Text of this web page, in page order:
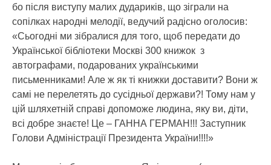
бо після виступу малих дудариків, що зіграли на
сопілках народні мелодії, ведучий радісно оголосив:
«Сьогодні ми зібралися для того, щоб передати до
Української бібліотеки Москві 300 книжок з
автографами, подарованих українськими
письменниками! Але ж як ті книжки доставити? Вони ж
самі не перелетять до сусідньої держави?! Тому нам у
цій шляхетній справі допоможе людина, яку ви, діти,
всі добре знаєте! Це – ГАННА ГЕРМАН!!! Заступник
Голови Адміністрації Президента України!!!!»